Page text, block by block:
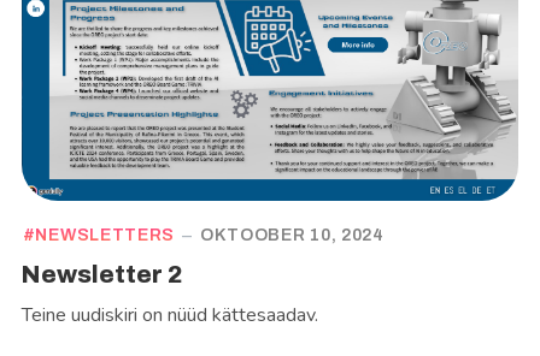
NEWSLETTERS OKTOOBER 10, 2024
Newsletter 2
Teine uudiskiri on nüüd kättesaadav.